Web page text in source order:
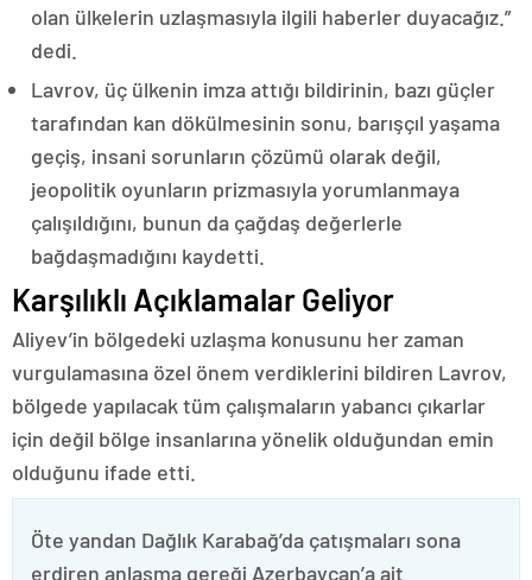
olan ülkelerin uzlaşmasıyla ilgili haberler duyacağız.”
dedi.
Lavrov, üç ülkenin imza attığı bildirinin, bazı güçler
tarafından kan dökülmesinin sonu, barışçıl yaşama
geçiş, insani sorunların çözümü olarak değil,
jeopolitik oyunların prizmasıyla yorumlanmaya
çalışıldığını, bunun da çağdaş değerlerle
bağdaşmadığını kaydetti.
Karşılıklı Açıklamalar Geliyor
Aliyev’in bölgedeki uzlaşma konusunu her zaman
vurgulamasına özel önem verdiklerini bildiren Lavrov,
bölgede yapılacak tüm çalışmaların yabancı çıkarlar
için değil bölge insanlarına yönelik olduğundan emin
olduğunu ifade etti.
Öte yandan Dağlık Karabağ’da çatışmaları sona
erdiren anlaşma gereği Azerbaycan’a ait